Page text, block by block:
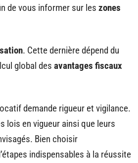
de vous informer sur les zones
. Cette dernière dépend du
global des avantages fiscaux
demande rigueur et vigilance.
lois en vigueur ainsi que leurs
Bien choisir
indispensables à la réussite